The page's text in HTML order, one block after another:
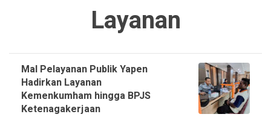
Layanan
Mal Pelayanan Publik Yapen
Hadirkan Layanan
Kemenkumham hingga BPJS
Ketenagakerjaan